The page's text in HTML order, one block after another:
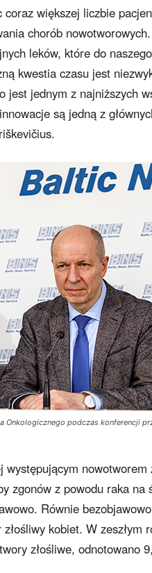
większej liczbie
chorób
leków, które do
kwestia czasu jest
jest jednym z najniższych
są jedną z
Onkologicznego podczas konferencji
zgonów z powodu raka
Równie
kobiet. W zeszłym
złośliwe, odnotowano